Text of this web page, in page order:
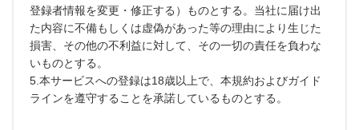
登録者情報を変更・修正する）ものとする。当社に届け出
た内容に不備もしくは虚偽があった等の理由により生じた
損害、その他の不利益に対して、その一切の責任を負わな
いものとする。
5.本サービスへの登録は18歳以上で、本規約およびガイド
ラインを遵守することを承諾しているものとする。